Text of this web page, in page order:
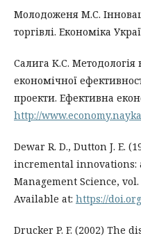
Молодоженя М.С.
торгівлі. Економіка
Салига К.С.
економічної
проекти. Ефективна
http://
Dewar R. D., Dutton J. E.
incremental innovations:
Management Science, vol.
Available at: https://
Drucker P. F. (2002) The